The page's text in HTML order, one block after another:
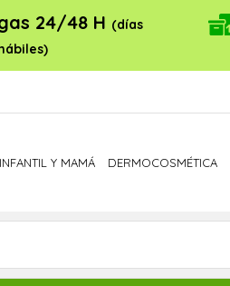
24/48 H (días
INFANTIL Y MAMÁ DERMOCOSMÉTICA